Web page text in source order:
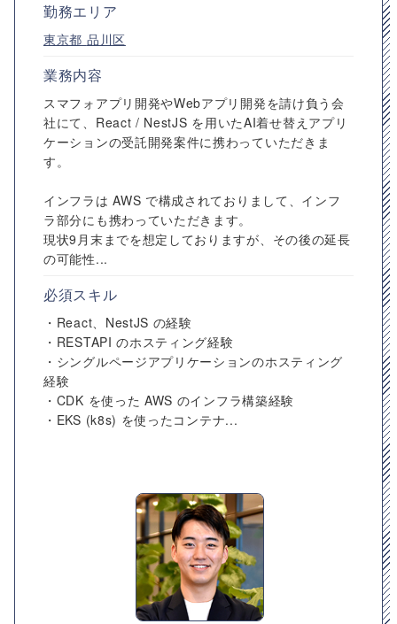
勤務エリア
東京都 品川区
業務内容
スマフォアプリ開発やWebアプリ開発を請け負う会
社にて、React / NestJS を用いたAI着せ替えアプリ
ケーションの受託開発案件に携わっていただきま
す。
インフラは AWS で構成されておりまして、インフ
ラ部分にも携わっていただきます。
現状9月末までを想定しておりますが、その後の延長
の可能性...
必須スキル
・React、NestJS の経験
・RESTAPI のホスティング経験
・シングルページアプリケーションのホスティング
経験
・CDK を使った AWS のインフラ構築経験
・EKS (k8s) を使ったコンテナ...